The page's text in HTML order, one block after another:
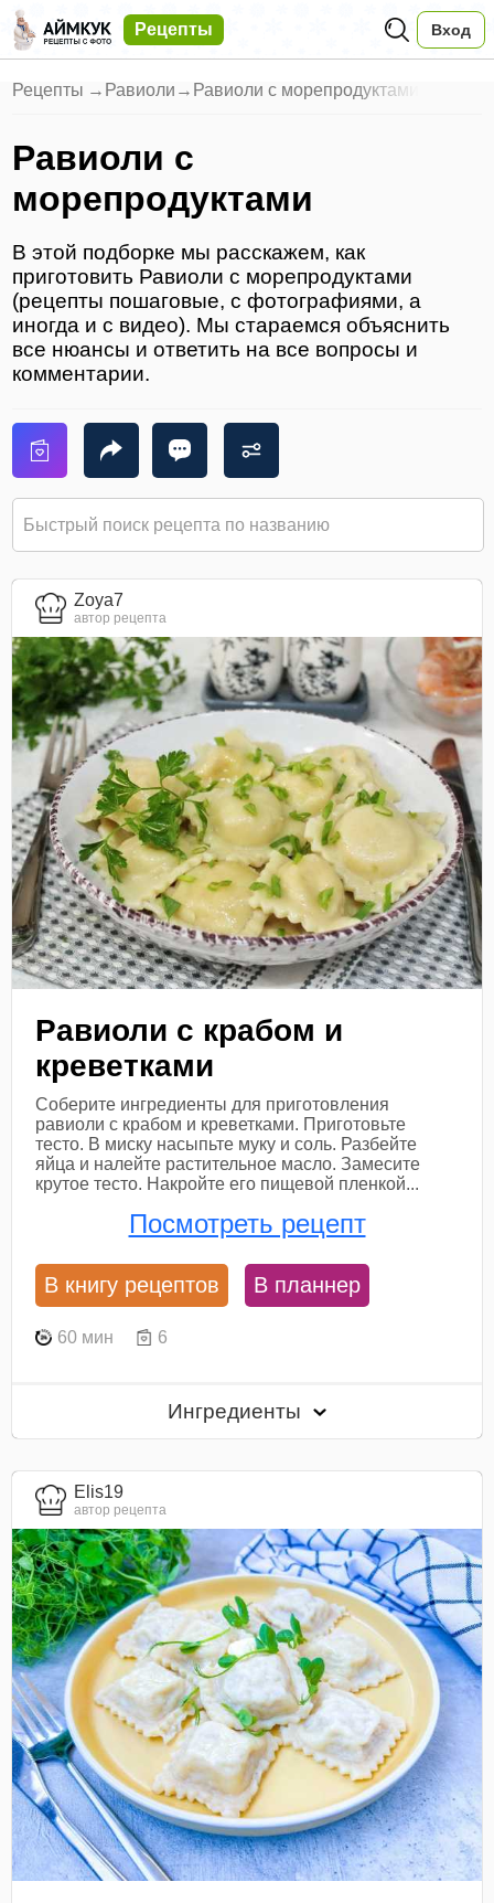
Рецепты Вход
Рецепты → Равиоли → Равиоли с морепродуктами
Равиоли с
морепродуктами
В этой подборке мы расскажем, как
приготовить Равиоли с морепродуктами
(рецепты пошаговые, с фотографиями, а
иногда и с видео). Мы стараемся объяснить
все нюансы и ответить на все вопросы и
комментарии.
Zoya7
автор рецепта
Равиоли с крабом и
креветками
Соберите ингредиенты для приготовления
равиоли с крабом и креветками. Приготовьте
тесто. В миску насыпьте муку и соль. Разбейте
яйца и налейте растительное масло. Замесите
крутое тесто. Накройте его пищевой пленкой...
Посмотреть рецепт
В книгу рецептов В планнер
60 мин 6
Ингредиенты
Elis19
автор рецепта